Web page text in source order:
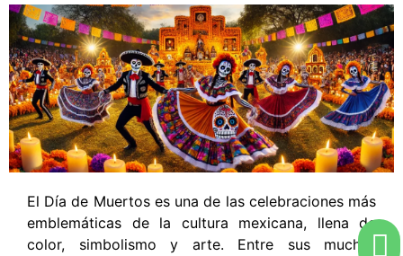
El Día de Muertos es una de las celebraciones más
emblemáticas de la cultura mexicana, llena de
color, simbolismo y arte. Entre sus muchas